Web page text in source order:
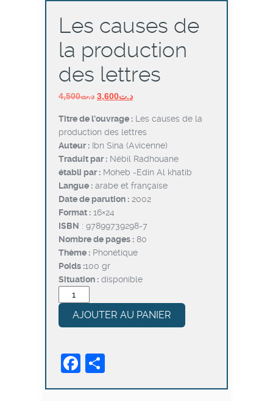
Les causes de
la production
des lettres
د.ت4,500
Le
initial
était :
د.ت4,500.
د.ت3,600
Le
actuel
est :
Titre de l’ouvrage : Les causes de la
production des lettres
Auteur : Ibn Sina (Avicenne)
Traduit par : Nébil Radhouane
établi par : Moheb -Edin Al khatib
Langue : arabe et française
Date de parution : 2002
Format : 16×24
ISBN : 97899739298-7
Nombre de pages : 80
Thème : Phonétique
Poids :100 gr
Situation : disponible
quantité
de
production
AJOUTER AU PANIER
Facebook